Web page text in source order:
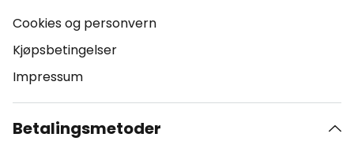
Cookies og personvern
Kjøpsbetingelser
Impressum
Betalingsmetoder